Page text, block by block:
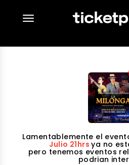
desplegar navegación
Lamentablemente el
Julio 21hrsya no
pero tenemos eventos
podrian